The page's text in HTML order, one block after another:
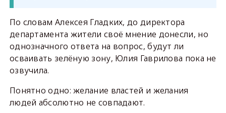
По словам Алексея Гладких, до директора
департамента жители своё мнение донесли, но
однозначного ответа на вопрос, будут ли
осваивать зелёную зону, Юлия Гаврилова пока не
озвучила.
Понятно одно: желание властей и желания
людей абсолютно не совпадают.